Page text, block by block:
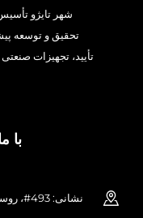
شهر تایژو
تحقیق و توسعه
تأیید، تجهیزات
با
نشانی: